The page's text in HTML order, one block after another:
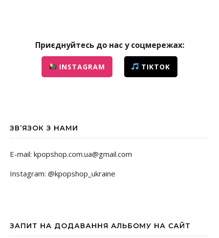
Приєднуйтесь до нас у соцмережах:
INSTAGRAM TIKTOK
ЗВ’ЯЗОК З НАМИ
E-mail: kpopshop.com.ua@gmail.com
Instagram: @kpopshop_ukraine
ЗАПИТ НА ДОДАВАННЯ АЛЬБОМУ НА САЙТ